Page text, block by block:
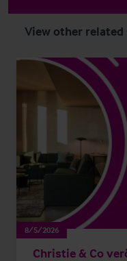
View other
8/5/2026
Christie & Co